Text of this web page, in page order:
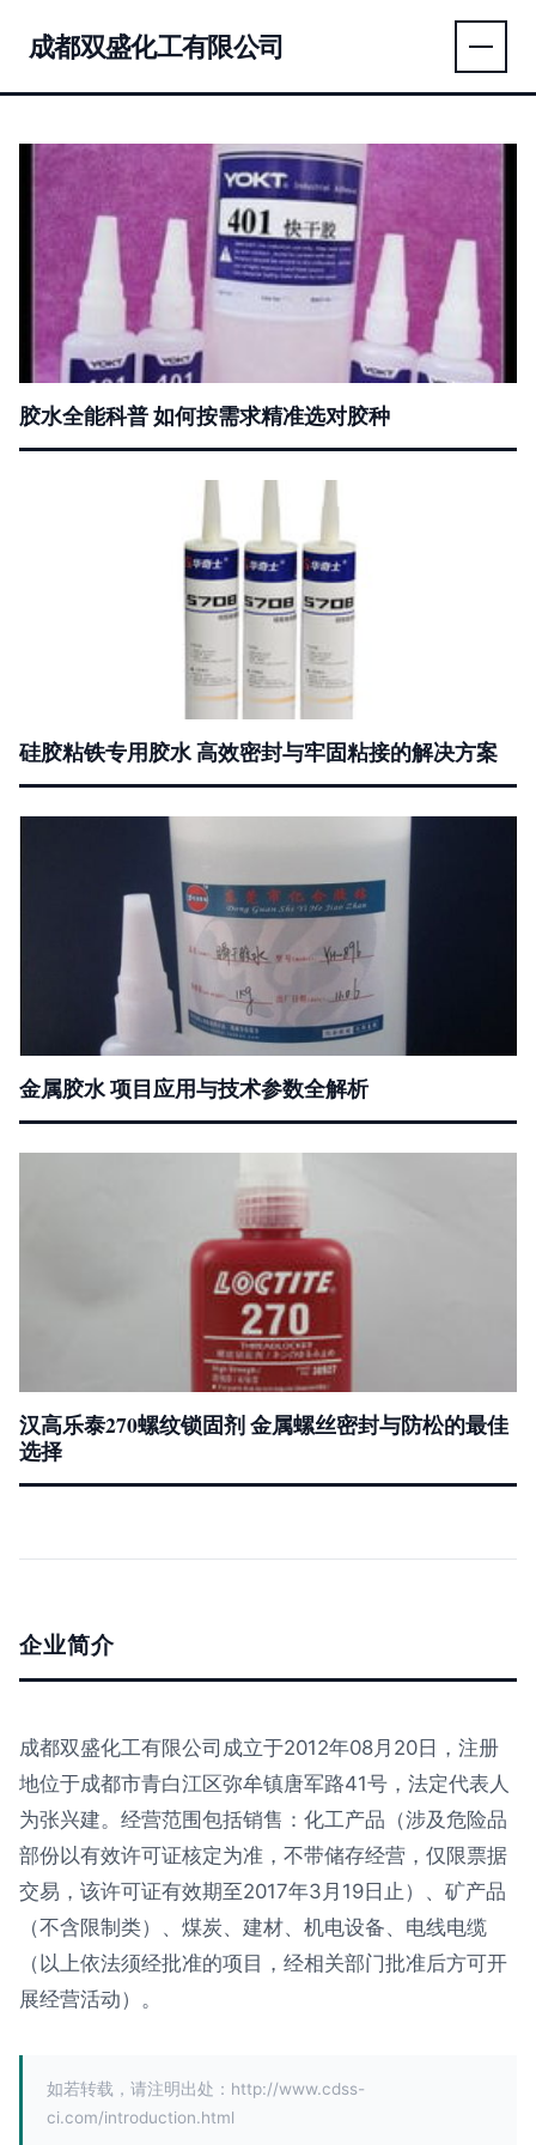
成都双盛化工有限公司
胶水全能科普 如何按需求精准选对胶种
硅胶粘铁专用胶水 高效密封与牢固粘接的解决方案
金属胶水 项目应用与技术参数全解析
汉高乐泰270螺纹锁固剂 金属螺丝密封与防松的最佳
选择
企业简介
成都双盛化工有限公司成立于2012年08月20日，注册
地位于成都市青白江区弥牟镇唐军路41号，法定代表人
为张兴建。经营范围包括销售：化工产品（涉及危险品
部份以有效许可证核定为准，不带储存经营，仅限票据
交易，该许可证有效期至2017年3月19日止）、矿产品
（不含限制类）、煤炭、建材、机电设备、电线电缆
（以上依法须经批准的项目，经相关部门批准后方可开
展经营活动）。
如若转载，请注明出处：http://www.cdss-
ci.com/introduction.html